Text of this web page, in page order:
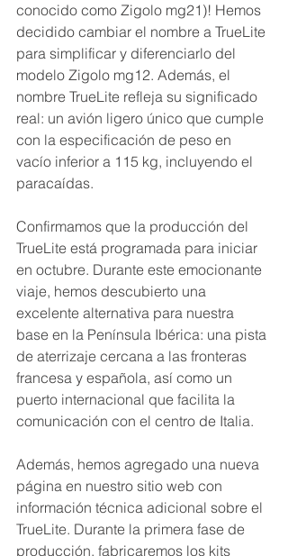
conocido como Zigolo mg21)! Hemos
decidido cambiar el nombre a TrueLite
para simplificar y diferenciarlo del
modelo Zigolo mg12. Además, el
nombre TrueLite refleja su significado
real: un avión ligero único que cumple
con la especificación de peso en
vacío inferior a 115 kg, incluyendo el
paracaídas.
Confirmamos que la producción del
TrueLite está programada para iniciar
en octubre. Durante este emocionante
viaje, hemos descubierto una
excelente alternativa para nuestra
base en la Península Ibérica: una pista
de aterrizaje cercana a las fronteras
francesa y española, así como un
puerto internacional que facilita la
comunicación con el centro de Italia.
Además, hemos agregado una nueva
página en nuestro sitio web con
información técnica adicional sobre el
TrueLite. Durante la primera fase de
producción, fabricaremos los kits